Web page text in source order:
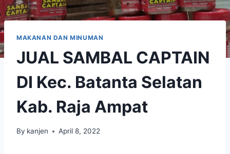
MAKANAN DAN MINUMAN
JUAL SAMBAL CAPTAIN
DI Kec. Batanta Selatan
Kab. Raja Ampat
By kanjen April 8, 2022